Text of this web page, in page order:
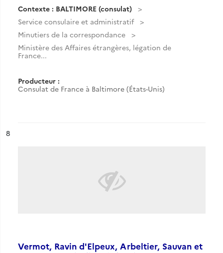
Contexte : BALTIMORE (consulat)
Service consulaire et administratif
Minutiers de la correspondance
Ministère des Affaires étrangères, légation de
France...
Producteur :
Consulat de France à Baltimore (États-Unis)
n°
8
Vermot, Ravin d'Elpeux, Arbeltier, Sauvan et